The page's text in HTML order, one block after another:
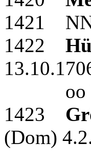
1421
1422
oo
1423
(Dom)